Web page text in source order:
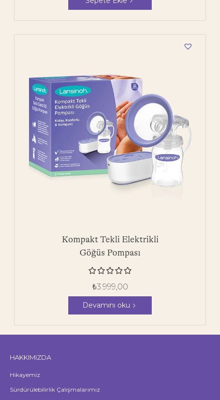
Kompakt Tekli Elektrikli
Göğüs Pompası

₺3.999,00
Devamını oku
HAKKIMIZDA
Hikayemiz
Sürdürülebilirlik Çalışmalarımız